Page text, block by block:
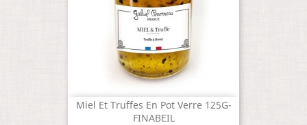
Miel Et Truffes En Pot Verre 125G-
FINABEIL